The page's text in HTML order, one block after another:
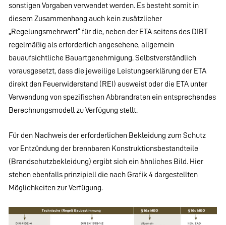
sonstigen Vorgaben verwendet werden. Es besteht somit in
diesem Zusammenhang auch kein zusätzlicher
„Regelungsmehrwert“ für die, neben der ETA seitens des DIBT
regelmäßig als erforderlich angesehene, allgemein
bauaufsichtliche Bauartgenehmigung. Selbstverständlich
vorausgesetzt, dass die jeweilige Leistungserklärung der ETA
direkt den Feuerwiderstand (REI) ausweist oder die ETA unter
Verwendung von spezifischen Abbrandraten ein entsprechendes
Berechnungsmodell zu Verfügung stellt.
Für den Nachweis der erforderlichen Bekleidung zum Schutz
vor Entzündung der brennbaren Konstruktionsbestandteile
(Brandschutzbekleidung) ergibt sich ein ähnliches Bild. Hier
stehen ebenfalls prinzipiell die nach Grafik 4 dargestellten
Möglichkeiten zur Verfügung.